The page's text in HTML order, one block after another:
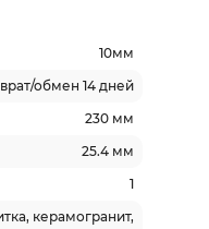
10мм
обмен 14 дней
230 мм
25.4 мм
1
керамогранит,